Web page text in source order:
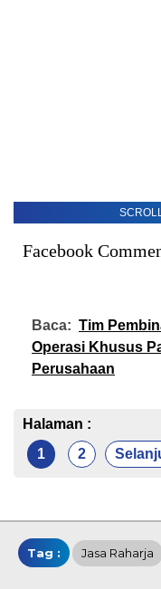
Facebook
Baca: Tim
Operasi Khusus
Perusahaan
Halaman :
1
2
Tag : Jasa Raharja